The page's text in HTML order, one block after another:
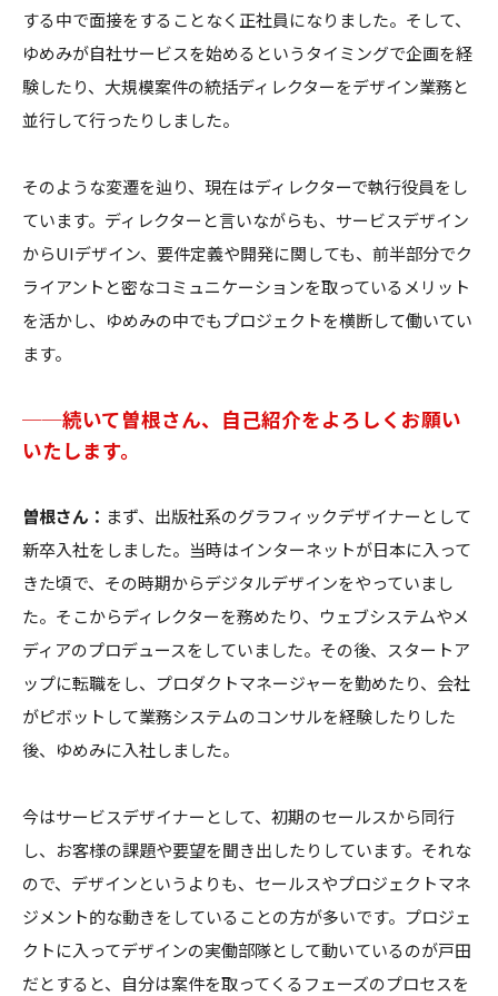
する中で面接をすることなく正社員になりました。そして、
ゆめみが自社サービスを始めるというタイミングで企画を経
験したり、大規模案件の統括ディレクターをデザイン業務と
並行して行ったりしました。
そのような変遷を辿り、現在はディレクターで執行役員をし
ています。ディレクターと言いながらも、サービスデザイン
からUIデザイン、要件定義や開発に関しても、前半部分でク
ライアントと密なコミュニケーションを取っているメリット
を活かし、ゆめみの中でもプロジェクトを横断して働いてい
ます。
──続いて曽根さん、自己紹介をよろしくお願い
いたします。
曽根さん： まず、出版社系のグラフィックデザイナーとして
新卒入社をしました。当時はインターネットが日本に入って
きた頃で、その時期からデジタルデザインをやっていまし
た。そこからディレクターを務めたり、ウェブシステムやメ
ディアのプロデュースをしていました。その後、スタートア
ップに転職をし、プロダクトマネージャーを勤めたり、会社
がピボットして業務システムのコンサルを経験したりした
後、ゆめみに入社しました。
今はサービスデザイナーとして、初期のセールスから同行
し、お客様の課題や要望を聞き出したりしています。それな
ので、デザインというよりも、セールスやプロジェクトマネ
ジメント的な動きをしていることの方が多いです。プロジェ
クトに入ってデザインの実働部隊として動いているのが戸田
だとすると、自分は案件を取ってくるフェーズのプロセスを